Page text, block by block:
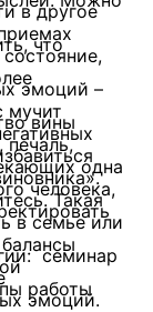
в другое
что
эмоций –
мучит
вины
печаль,
одна
человека,
Такая
в семье или
семинар
работы
эмоций.